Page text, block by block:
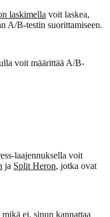
laskimella voit laskea,
A/B-testin suorittamiseen.
voit määrittää A/B-
laajennuksella voit
ja Split Heron, jotka ovat
ei, sinun kannattaa